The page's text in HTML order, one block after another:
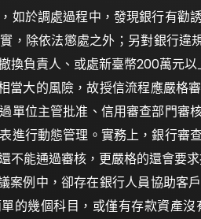
如於調處過程中，發現銀行有勸
，除依法懲處之外；另對銀行違
換負責人、或處新臺幣200萬元以
當大的風險，故授信流程應嚴格
單位主管批准、信用審查部門審
進行動態管理。實務上，銀行審
不能通過審核，更嚴格的還會要
案例中，卻存在銀行人員協助客
的幾個科目，或僅有存款資產